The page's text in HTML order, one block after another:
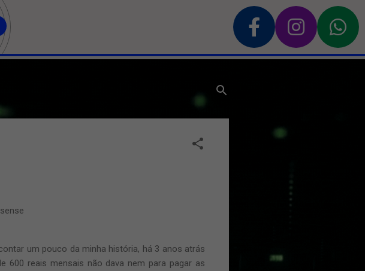
um pouco da minha história, há 3 anos atrás
600 reais mensais não dava nem para pagar as